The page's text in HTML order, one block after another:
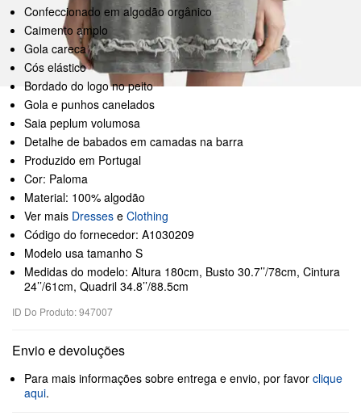
Confeccionado em algodão orgânico
Caimento amplo
Gola careca
Cós elástico
Bordado do logo no peito
Gola e punhos canelados
Saia peplum volumosa
Detalhe de babados em camadas na barra
Produzido em Portugal
Cor: Paloma
Material: 100% algodão
Ver mais Dresses e Clothing
Código do fornecedor: A1030209
Modelo usa tamanho S
Medidas do modelo: Altura 180cm, Busto 30.7’’/78cm, Cintura
24’’/61cm, Quadril 34.8’’/88.5cm
ID Do Produto: 947007
Envio e devoluções
Para mais informações sobre entrega e envio, por favor clique
aqui.